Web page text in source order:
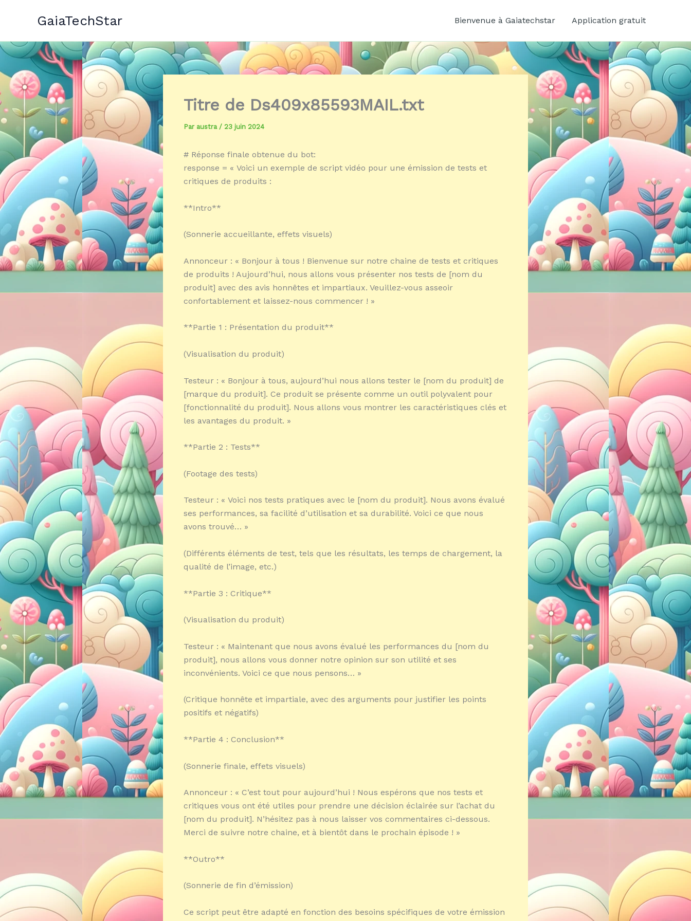
GaiaTechStar Bienvenue à Gaiatechstar Application gratuit
Titre de Ds409x85593MAIL.txt
Par austra / 23 juin 2024
# Réponse finale obtenue du bot:
response = « Voici un exemple de script vidéo pour une émission de tests et
critiques de produits :
**Intro**
(Sonnerie accueillante, effets visuels)
Annonceur : « Bonjour à tous ! Bienvenue sur notre chaine de tests et critiques
de produits ! Aujourd’hui, nous allons vous présenter nos tests de [nom du
produit] avec des avis honnêtes et impartiaux. Veuillez-vous asseoir
confortablement et laissez-nous commencer ! »
**Partie 1 : Présentation du produit**
(Visualisation du produit)
Testeur : « Bonjour à tous, aujourd’hui nous allons tester le [nom du produit] de
[marque du produit]. Ce produit se présente comme un outil polyvalent pour
[fonctionnalité du produit]. Nous allons vous montrer les caractéristiques clés et
les avantages du produit. »
**Partie 2 : Tests**
(Footage des tests)
Testeur : « Voici nos tests pratiques avec le [nom du produit]. Nous avons évalué
ses performances, sa facilité d’utilisation et sa durabilité. Voici ce que nous
avons trouvé… »
(Différents éléments de test, tels que les résultats, les temps de chargement, la
qualité de l’image, etc.)
**Partie 3 : Critique**
(Visualisation du produit)
Testeur : « Maintenant que nous avons évalué les performances du [nom du
produit], nous allons vous donner notre opinion sur son utilité et ses
inconvénients. Voici ce que nous pensons… »
(Critique honnête et impartiale, avec des arguments pour justifier les points
positifs et négatifs)
**Partie 4 : Conclusion**
(Sonnerie finale, effets visuels)
Annonceur : « C’est tout pour aujourd’hui ! Nous espérons que nos tests et
critiques vous ont été utiles pour prendre une décision éclairée sur l’achat du
[nom du produit]. N’hésitez pas à nous laisser vos commentaires ci-dessous.
Merci de suivre notre chaine, et à bientôt dans le prochain épisode ! »
**Outro**
(Sonnerie de fin d’émission)
Ce script peut être adapté en fonction des besoins spécifiques de votre émission